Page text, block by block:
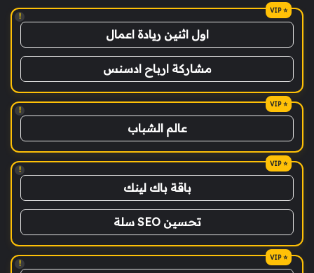
!
اول اثنين ريادة اعمال
مشاركة ارباح ادسنس
!
عالم الشباب
!
باقة باك لينك
تحسين SEO سلة
!